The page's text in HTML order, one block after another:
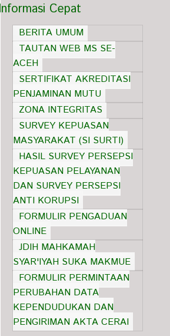
Cepat
BERITA UMUM
TAUTAN WEB MS SE-
ACEH
SERTIFIKAT AKREDITASI
PENJAMINAN MUTU
ZONA INTEGRITAS
SURVEY KEPUASAN
MASYARAKAT (SI SURTI)
HASIL SURVEY PERSEPSI
KEPUASAN PELAYANAN
DAN SURVEY PERSEPSI
ANTI KORUPSI
FORMULIR PENGADUAN
ONLINE
JDIH MAHKAMAH
SYAR'IYAH SUKA MAKMUE
FORMULIR PERMINTAAN
PERUBAHAN DATA
KEPENDUDUKAN DAN
PENGIRIMAN AKTA CERAI